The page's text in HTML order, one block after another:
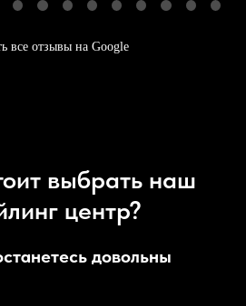
все отзывы на Google
выбрать наш
центр?
довольны